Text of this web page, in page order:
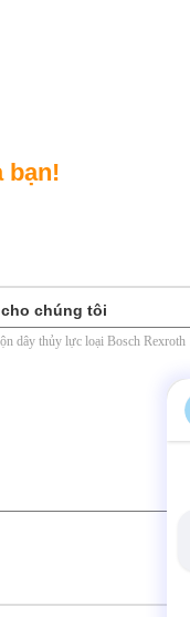
bạn!
chúng tôi